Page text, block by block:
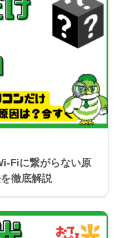
Fiに繋がらない原
徹底解説